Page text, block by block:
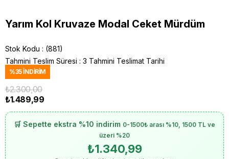
Yarım Kol Kruvaze Modal Ceket Mürdüm
Stok Kodu
(881)
Tahmini Teslim Süresi : 3 Tahmini Teslimat Tarihi
%35İNDIRIM
₺2.300,00
₺1.489,99
🛒 Sepette ekstra %10 indirim 0-1500₺ arası %10, 1500 TL ve
üzeri %20
₺1.340,99